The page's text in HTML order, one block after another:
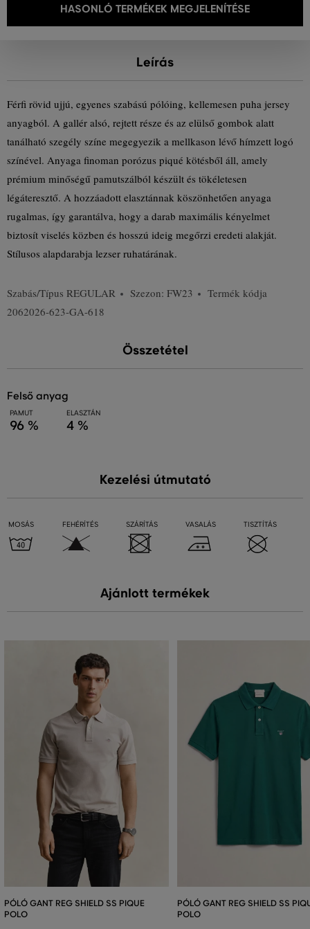
HASONLÓ TERMÉKEK MEGJELENÍTÉSE
Leírás
Férfi rövid ujjú, egyenes szabású pólóing, kellemesen puha jersey
anyagból. A gallér alsó, rejtett része és az elülső gombok alatt
tanálható szegély színe megegyezik a mellkason lévő hímzett logó
színével. Anyaga finoman porózus piqué kötésből áll, amely
prémium minőségű pamutszálból készült és tökéletesen
légáteresztő. A hozzáadott elasztánnak köszönhetően anyaga
rugalmas, így garantálva, hogy a darab maximális kényelmet
biztosít viselés közben és hosszú ideig megőrzi eredeti alakját.
Stílusos alapdarabja lezser ruhatárának.
Szabás/Típus REGULAR Szezon: FW23
Termék kódja
2062026-623-GA-618
Összetétel
felső anyag
PAMUT
96 %
ELASZTÁN
4 %
Kezelési útmutató
MOSÁS FEHÉRÍTÉS SZÁRÍTÁS VASALÁS TISZTÍTÁS
Ajánlott termékek
PÓLÓ GANT REG SHIELD SS PIQUE
POLO
PÓLÓ GANT REG SHIELD SS
POLO